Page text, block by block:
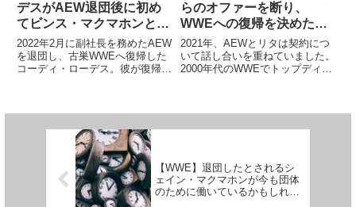
デスがAEW退団後に初め
てビンス・マクマホンと会
った時を振り返る。「最後
の20秒でセス・ロリンズの
名前が出た」
2022年2月に副社長を務めたAEW
を退団し、古巣WWEへ復帰した
コーディ・ローデス。彼が復帰を
占配信するPeac...
らのオファーを断り、
WWEへの復帰を決めた理
由」を明かす
2021年、AEWとリタは契約につ
いて話し合いを重ねていました。
2000年代のWWEでトップディー
まらず、彼女はWWE...
【WWE】退団したとされるシ
ェイン・マクマホンが今も団体
のために働いているかもしれな